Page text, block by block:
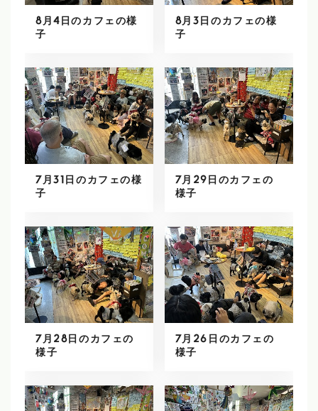
8月4日のカフェの様
子
8月3日のカフェの様
子
7月31日のカフェの様
子
7月29日のカフェの
様子
7月28日のカフェの
様子
7月26日のカフェの
様子